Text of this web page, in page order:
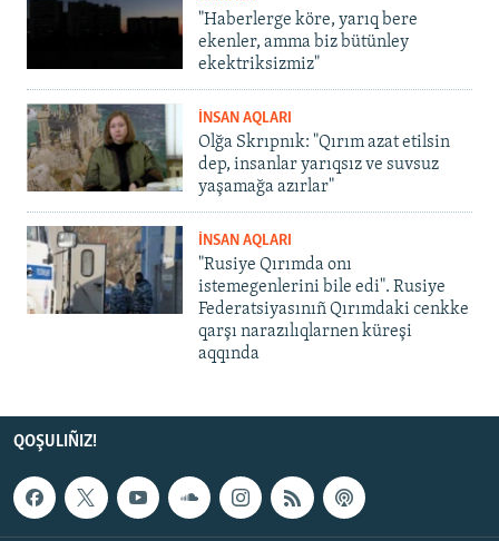
"Haberlerge köre, yarıq bere
ekenler, amma biz bütünley
ekektriksizmiz"
İNSAN AQLARI
Olğa Skrıpnık: "Qırım azat etilsin
dep, insanlar yarıqsız ve suvsuz
yaşamağa azırlar"
İNSAN AQLARI
"Rusiye Qırımda onı
istemegenlerini bile edi". Rusiye
Federatsiyasınıñ Qırımdaki cenkke
qarşı narazılıqlarnen küreşi
aqqında
QOŞULIÑIZ!